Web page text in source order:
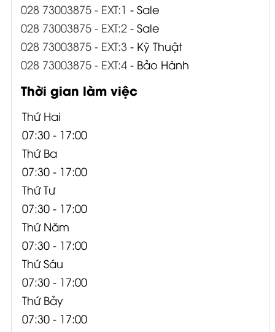
028 73003875 - EXT:1 - Sale
028 73003875 - EXT:2- Sale
028 73003875 - EXT:3 - Kỹ Thuật
028 73003875 - EXT:4- Bảo Hành
Thời gian làm việc
Thứ Hai
07:30 - 17:00
Thứ Ba
07:30 - 17:00
Thứ Tư
07:30 - 17:00
Thứ Năm
07:30 - 17:00
Thứ Sáu
07:30 - 17:00
Thứ Bảy
07:30 - 17:00